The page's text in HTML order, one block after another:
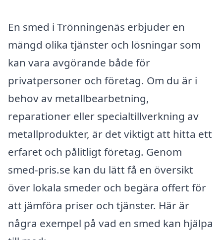
En smed i Trönningenäs erbjuder en
mängd olika tjänster och lösningar som
kan vara avgörande både för
privatpersoner och företag. Om du är i
behov av metallbearbetning,
reparationer eller specialtillverkning av
metallprodukter, är det viktigt att hitta ett
erfaret och pålitligt företag. Genom
smed-pris.se kan du lätt få en översikt
över lokala smeder och begära offert för
att jämföra priser och tjänster. Här är
några exempel på vad en smed kan hjälpa